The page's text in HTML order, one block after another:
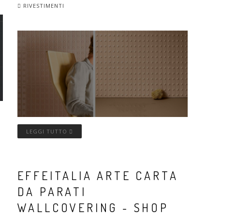
RIVESTIMENTI
LEGGI TUTTO
EFFEITALIA ARTE CARTA
DA PARATI
WALLCOVERING - SHOP